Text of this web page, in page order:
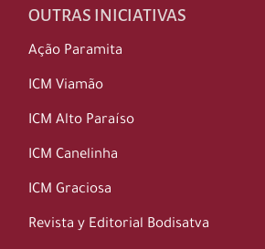
OUTRAS INICIATIVAS
Ação Paramita
ICM Viamão
ICM Alto Paraíso
ICM Canelinha
ICM Graciosa
Revista y Editorial Bodisatva